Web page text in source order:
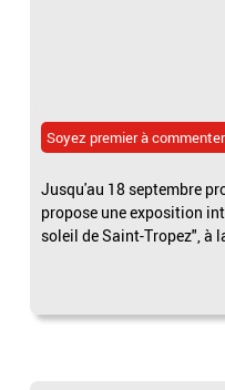
Soyez premier à commenter
Jusqu'au 18 septembre
propose une exposition
soleil de Saint-Tropez", à